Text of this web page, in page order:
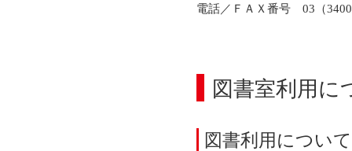
電話／ＦＡＸ番号 03（
図書室利用に
図書利用について